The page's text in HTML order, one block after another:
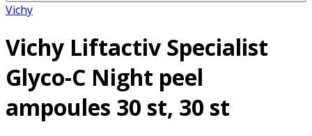
Vichy
Vichy Liftactiv Specialist
Glyco-C Night peel
ampoules 30 st, 30 st